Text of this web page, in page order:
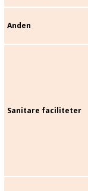
Anden
Sanitare faciliteter